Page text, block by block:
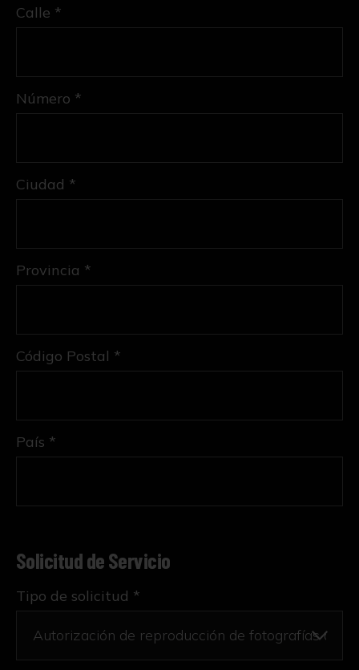
Calle *
Número *
Ciudad *
Provincia *
Código Postal *
País *
Solicitud de Servicio
Tipo de solicitud *